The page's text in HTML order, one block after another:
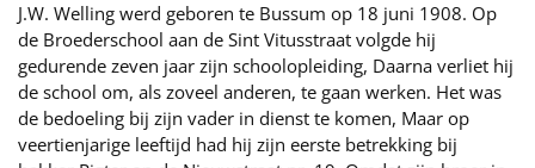
J.W. Welling werd geboren te Bussum op 18 juni 1908. Op
de Broederschool aan de Sint Vitusstraat volgde hij
gedurende zeven jaar zijn schoolopleiding, Daarna verliet hij
de school om, als zoveel anderen, te gaan werken. Het was
de bedoeling bij zijn vader in dienst te komen, Maar op
veertienjarige leeftijd had hij zijn eerste betrekking bij